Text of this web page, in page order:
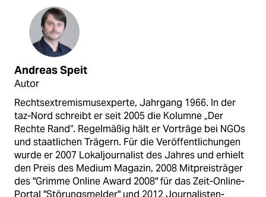
Andreas Speit
Autor
Rechtsextremismusexperte, Jahrgang 1966. In der
taz-Nord schreibt er seit 2005 die Kolumne „Der
Rechte Rand“. Regelmäßig hält er Vorträge bei NGOs
und staatlichen Trägern. Für die Veröffentlichungen
wurde er 2007 Lokaljournalist des Jahres und erhielt
den Preis des Medium Magazin, 2008 Mitpreisträger
des "Grimme Online Award 2008" für das Zeit-Online-